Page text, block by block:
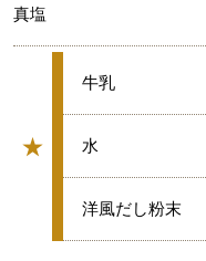
真塩
★
グループ
★
牛乳
★
水
★
洋風だし粉末